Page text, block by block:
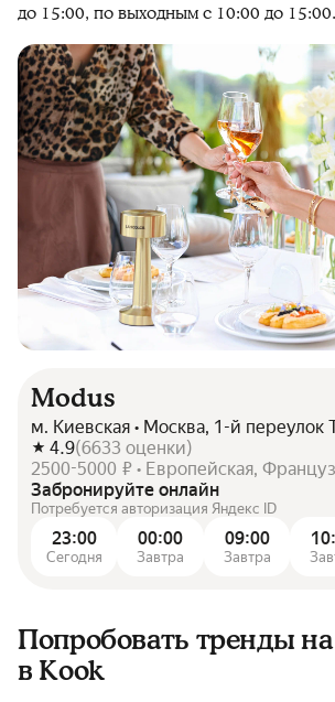
до 15:00, по выходным с 10:00 до 15:00.
Modus
м. Киевская • Москва, 1-й переулок
4.9(6633 оценки)
2500-5000 ₽ • Европейская,
Забронируйте онлайн
Потребуется авторизация Яндекс ID
23:00
Сегодня
00:00
Завтра
09:00
Завтра
Попробовать тренды
в Kook